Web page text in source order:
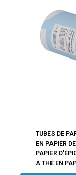
TUBES DE
EN PAPIER
PAPIER
À THÉ EN